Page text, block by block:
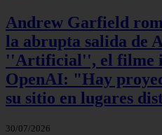
Andrew Garfield
la abrupta salida de
''Artificial'', el filme
OpenAI: "Hay
su sitio en lugares
30/07/2026